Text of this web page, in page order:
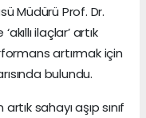
Müdürü Prof. Dr.
ilaçlar’ artık
artırmak için
bulundu.
sahayı aşıp sınıf